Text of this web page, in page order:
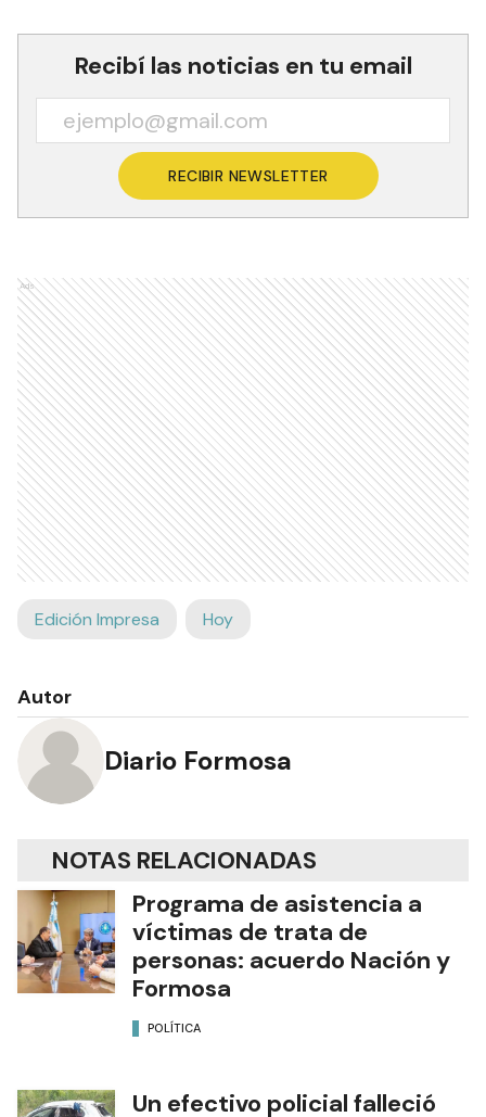
Recibí las noticias en tu email
RECIBIR NEWSLETTER
Ads
Edición Impresa Hoy
Autor
Diario Formosa
NOTAS RELACIONADAS
Programa de asistencia a
víctimas de trata de
personas: acuerdo Nación y
Formosa
POLÍTICA
Un efectivo policial falleció